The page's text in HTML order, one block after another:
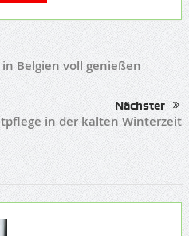
Belgien voll genießen
Nächster
in der kalten Winterzeit